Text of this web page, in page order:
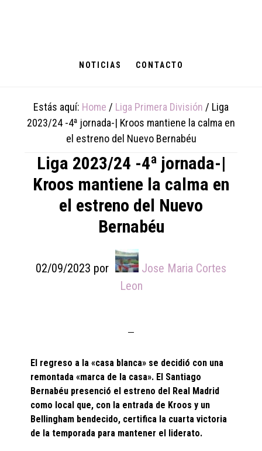
NOTICIAS CONTACTO
Estás aquí: Home / Liga Primera División / Liga
2023/24 -4ª jornada-| Kroos mantiene la calma en
el estreno del Nuevo Bernabéu
Liga 2023/24 -4ª jornada-|
Kroos mantiene la calma en
el estreno del Nuevo
Bernabéu
02/09/2023 por
Jose Maria Cortes
Leon
El regreso a la «casa blanca» se decidió con una
remontada «marca de la casa». El Santiago
Bernabéu presenció el estreno del Real Madrid
como local que, con la entrada de Kroos y un
Bellingham bendecido, certifica la cuarta victoria
de la temporada para mantener el liderato.